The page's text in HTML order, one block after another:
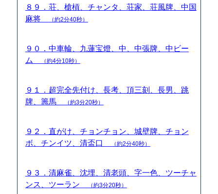
８９．荘、槍槓、チャンタ、荘家、荘風牌、中国
麻将
（約2分40秒）
９０．中車輪、九蓮宝燈、中、中張牌、中ビー
ム
（約4分10秒）
９１．超完全先付け、長考、頂三刻、長男、跳
牌、籌馬
（約3分20秒）
９２．直がけ、チョンチョン、城壁牌、チョン
ボ、チンイツ、清盃口
（約2分40秒）
９３．清麻雀、沈埋、清老頭、字一色、ツーチャ
ンス、ツーラン
（約3分20秒）